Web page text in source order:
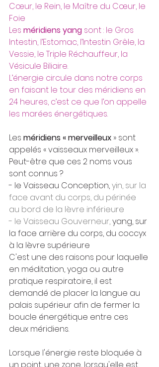
Cœur, le Rein, le Maître du Cœur, le
Foie
Les méridiens yang sont : le Gros
Intestin, l’Estomac, l’Intestin Grêle, la
Vessie, le Triple Réchauffeur, la
Vésicule Biliaire.
L’énergie circule dans notre corps
en faisant le tour des méridiens en
24 heures, c’est ce que l’on appelle
les marées énergétiques.
Les méridiens « merveilleux » sont
appelés « vaisseaux merveilleux ».
Peut-être que ces 2 noms vous
sont connus ?
- le Vaisseau Conception, yin, sur la
face avant du corps, du périnée
au bord de la lèvre inférieure
- le Vaisseau Gouverneur, yang, sur
la face arrière du corps, du coccyx
à la lèvre supérieure
C'est une des raisons pour laquelle
en méditation, yoga ou autre
pratique respiratoire, il est
demandé de placer la langue au
palais supérieur afin de fermer la
boucle énergétique entre ces
deux méridiens.
Lorsque l'énergie reste bloquée à
un point, une zone, lorsqu'elle est